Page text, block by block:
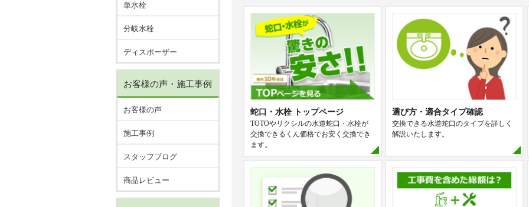
蛇口・水栓 トップページ
TOTOやリクシルの水道蛇口・水栓が
交換できるくん価格でお安く交換でき
ます。
選び方・適合タイプ確認
交換できる水道蛇口のタイプを詳しく
解説いたします。
単水栓
分岐水栓
ディスポーザー
お客様の声・施工事例
お客様の声
施工事例
スタッフブログ
商品レビュー